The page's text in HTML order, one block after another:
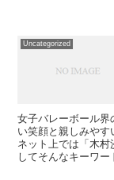
Uncategorized
女子バレーボール界
い笑顔と親しみや
ネット上では「木村
してそんなキーワ